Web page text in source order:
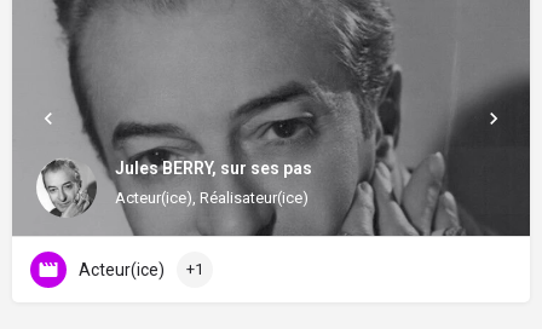
Jules BERRY, sur ses pas
Acteur(ice), Réalisateur(ice)
Acteur(ice) +1